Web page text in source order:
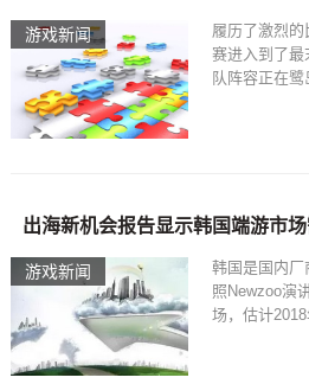
游戏新闻
履历了激烈
赛进入到了最
队阵容正在
游戏新闻
出海新机会报告显示韩国端游市
韩国是国内厂
照Newzoo演
场，估计